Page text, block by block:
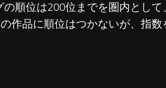
の順位は200位までを圏内とし
作品に順位はつかないが、指